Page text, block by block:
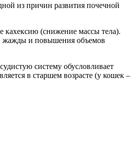
из причин развития почечной
кахексию (снижение массы тела).
жажды и повышения объемов
систему обусловливает
в старшем возрасте (у кошек –